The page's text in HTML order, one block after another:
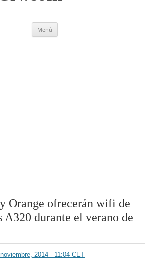
Menú
Orange ofrecerán wifi de
A320 durante el verano de
2014 - 11:04 CET